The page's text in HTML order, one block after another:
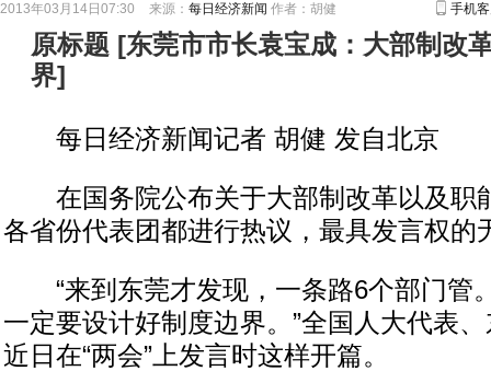
2013年03月14日07:30 来源： 每日经济新闻 作者：胡健 手机
原标题 [东莞市市长袁宝成：大部制改
界]
每日经济新闻记者 胡健 发自北京
在国务院公布关于大部制改革以及职
各省份代表团都进行热议，最具发言权的
“来到东莞才发现，一条路6个部门管
一定要设计好制度边界。”全国人大代表
近日在“两会”上发言时这样开篇。